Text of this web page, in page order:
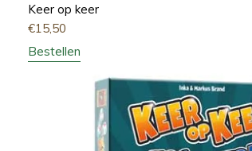
Keer op keer
€15,50
Bestellen